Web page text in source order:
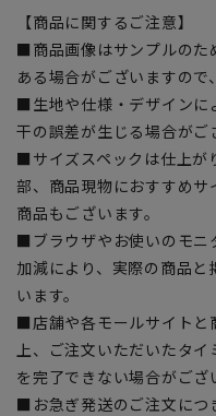
【商品に関するご注意】
■商品画像はサンプルのた
ある場合がございますので
■生地や仕様・デザインに
干の誤差が生じる場合がご
■サイズスペックは仕上が
部、商品現物におすすめ
商品もございます。
■ブラウザやお使いのモニ
加減により、実際の商品
います。
■店舗や各モールサイトと
上、ご注文いただいたタ
を完了できない場合がござ
■お急ぎ発送のご注文につ